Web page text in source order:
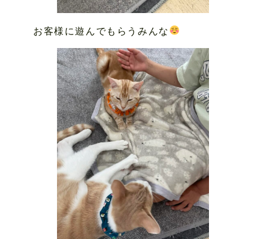
お客様に遊んでもらうみんな